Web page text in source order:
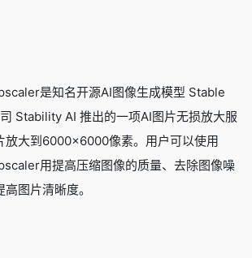
是知名开源AI图像生成模型 Stable
Stability AI 推出的一项AI图片无损放大服
放大到6000×6000像素。用户可以使用
用提高压缩图像的质量、去除图像噪
图片清晰度。